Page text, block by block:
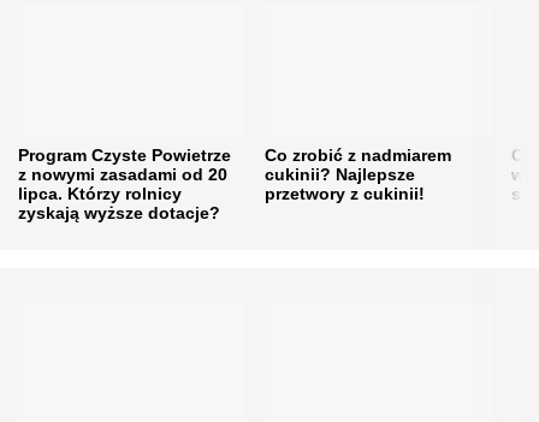
Program Czyste Powietrze
z nowymi zasadami od 20
lipca. Którzy rolnicy
zyskają wyższe dotacje?
Co zrobić z nadmiarem
cukinii? Najlepsze
przetwory z cukinii!
w